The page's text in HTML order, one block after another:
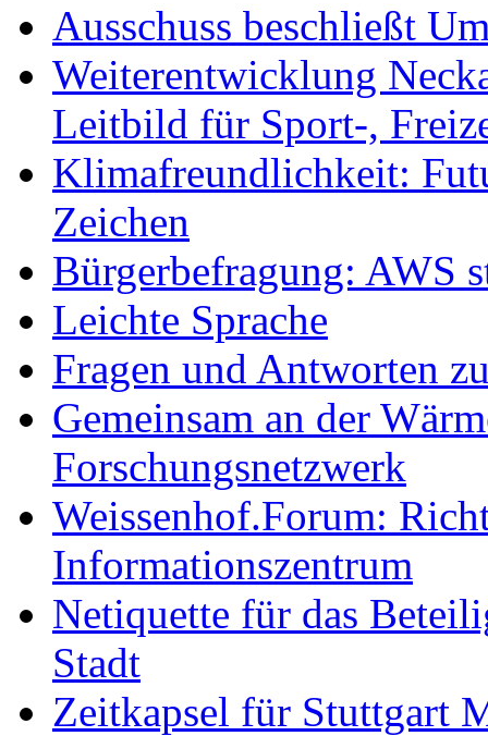
Ausschuss beschließt
Weiterentwicklung
Leitbild für Sport-,
Klimafreundlichkeit:
Zeichen
Bürgerbefragung: AWS
Leichte Sprache
Fragen und Antworten
Gemeinsam an der
Forschungsnetzwerk
Weissenhof.Forum:
Informationszentrum
Netiquette für das
Stadt
Zeitkapsel für Stuttgart